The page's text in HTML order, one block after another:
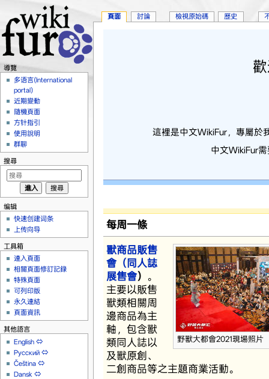
跳轉到：導覽、搜尋
這裡是中文WikiFur，專屬於
中文WikiFur
每周一條
野獸大都會2021現場照片
獸商品販售
會（同人誌
展售會） 。
主要以販售
獸類相關周
邊商品為主
軸，包含獸
類同人誌以
及獸原創、
二創商品等之主題商業活動。
頁面 討論 檢視原始碼 歷史
導覽
多语言(International
portal)
近期變動
隨機頁面
方针指引
使用說明
群聊
搜尋
编辑
快速创建词条
上传向导
工具箱
連入頁面
相關頁面修訂記錄
特殊頁面
可列印版
永久連結
頁面資訊
其他語言
English ⇔
Русский ⇔
Čeština ⇔
Dansk ⇔